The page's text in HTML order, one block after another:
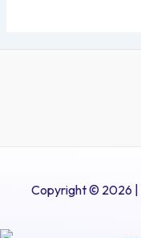
Copyright © 2026 |